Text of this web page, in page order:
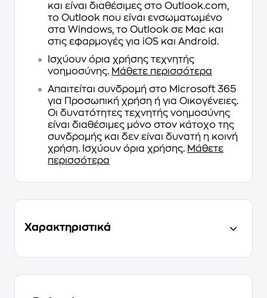
και είναι διαθέσιμες στο Outlook.com,
το Outlook που είναι ενσωματωμένο
στα Windows, το Outlook σε Mac και
στις εφαρμογές για iOS και Android.
Ισχύουν όρια χρήσης τεχνητής
νοημοσύνης. Μάθετε περισσότερα
Απαιτείται συνδρομή στο Microsoft 365
για Προσωπική χρήση ή για Οικογένειες.
Οι δυνατότητες τεχνητής νοημοσύνης
είναι διαθέσιμες μόνο στον κάτοχο της
συνδρομής και δεν είναι δυνατή η κοινή
χρήση. Ισχύουν όρια χρήσης. Μάθετε
περισσότερα
Χαρακτηριστικά